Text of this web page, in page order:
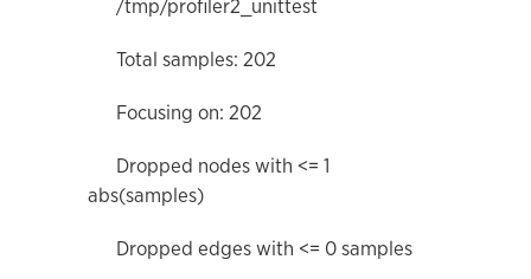
/tmp/profiler2_unittest
Total samples: 202
Focusing on: 202
Dropped nodes with <= 1
abs(samples)
Dropped edges with <= 0 samples